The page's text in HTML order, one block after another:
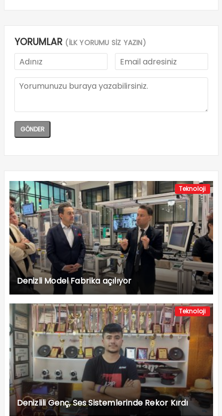
YORUMLAR (İLK YORUMU SİZ YAZIN)
Teknoloji
Denizli Model Fabrika açılıyor
Teknoloji
Denizlili Genç, Ses Sistemlerinde Rekor Kırdı